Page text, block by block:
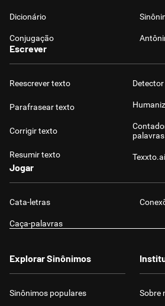
Detector de IA
Humanizador de IA
Conexões
Caça-palavras
Dicionário
Conjugação
Escrever
Reescrever texto
Parafrasear texto
Corrigir texto
Resumir texto
Detector
palavras
Texxto.ai
Jogar
Cata-letras
Caça-palavras
Explorar Sinônimos
Sinônimos populares Sobre